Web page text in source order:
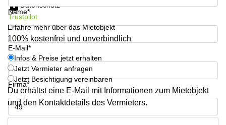
Büro
mieten
Berlin
Mitte
Büro
mieten
Dortmund
Tagungsraum
München
Büro
Mannheim
2 Berlin
Regus
Frankfurter
Str. 720-
726 Köln
Hohenstaufenring
62 Köln
Erna-
Scheffler-
Str. 1A
Name*
E-Mail*
Firma*
Telefon*
Datenschutz
Trustpilot
Erfahre mehr über das Mietobjekt
100% kostenfrei und unverbindlich
Infos & Preise jetzt erhalten
Jetzt Vermieter anfragen
Jetzt Besichtigung vereinbaren
Du erhältst eine E-Mail mit Informationen zum Mietobjekt
und den Kontaktdetails des Vermieters.